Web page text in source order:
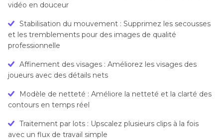
vidéo en douceur
Stabilisation du mouvement : Supprimez les secousses
et les tremblements pour des images de qualité
professionnelle
Affinement des visages : Améliorez les visages des
joueurs avec des détails nets
Modèle de netteté : Améliore la netteté et la clarté des
contours en temps réel
Traitement par lots : Upscalez plusieurs clips à la fois
avec un flux de travail simple